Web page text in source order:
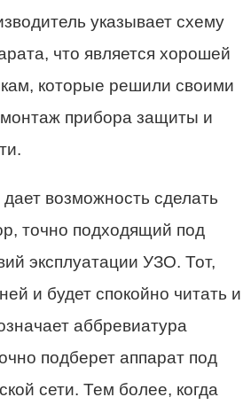
указывает схему
что является хорошей
которые решили своими
прибора защиты и
возможность сделать
точно подходящий под
эксплуатации УЗО. Тот,
и будет спокойно читать и
аббревиатура
подберет аппарат под
сети. Тем более, когда